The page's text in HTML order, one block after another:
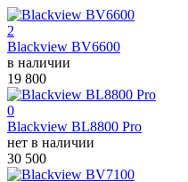
2
Blackview BV6600
в наличии
19 800
0
Blackview BL8800 Pro
нет в наличии
30 500